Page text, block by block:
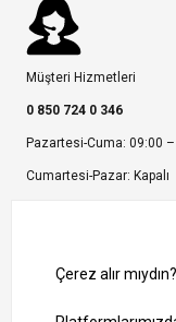
Müşteri Hizmetleri
0 850 724 0 346
Pazartesi-Cuma: 09:00
Cumartesi-Pazar: Kapalı